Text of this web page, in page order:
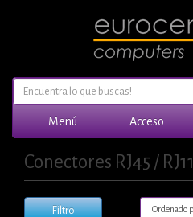
Menú Acceso
Conectores RJ45 / RJ11
Filtro